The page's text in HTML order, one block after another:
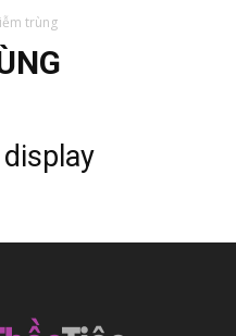
trùng